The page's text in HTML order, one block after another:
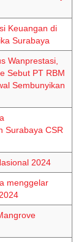
Keuangan di
Surabaya
Wanprestasi,
Sebut PT RBM
Sembunyikan
Surabaya CSR
2024
menggelar